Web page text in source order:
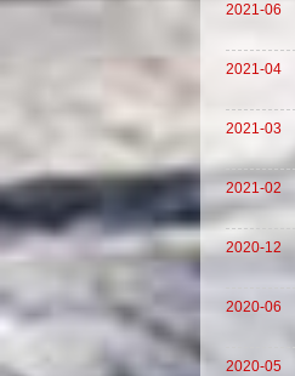
2021-06
2021-04
2021-03
2021-02
2020-12
2020-06
2020-05